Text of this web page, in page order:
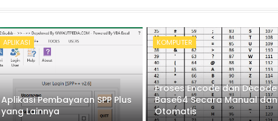
APLIKASI
Aplikasi Pembayaran SPP Plus
yang Lainnya
KOMPUTER
Proses Encode dan Decode
Base64 Secara Manual dan
Otomatis